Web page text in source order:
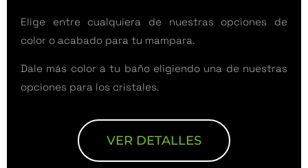
Elige entre cualquiera de nuestras opciones de
color o acabado para tu mampara.
Dale más color a tu baño eligiendo una de nuestras
opciones para los cristales.
VER DETALLES